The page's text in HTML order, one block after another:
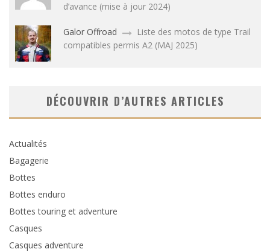
d’avance (mise à jour 2024)
Galor Offroad
Liste des motos de type Trail
compatibles permis A2 (MAJ 2025)
DÉCOUVRIR D’AUTRES ARTICLES
Actualités
Bagagerie
Bottes
Bottes enduro
Bottes touring et adventure
Casques
Casques adventure